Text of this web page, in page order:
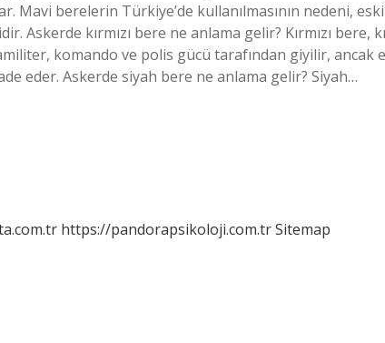
Mavi berelerin Türkiye’de kullanılmasının nedeni, eski
Askerde kırmızı bere ne anlama gelir? Kırmızı bere,
komando ve polis gücü tarafından giyilir, ancak
eder. Askerde siyah bere ne anlama gelir? Siyah…
https://pandorapsikoloji.com.trSitemap